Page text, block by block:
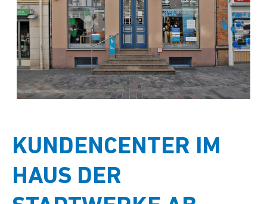
KUNDENCENTER IM
HAUS DER